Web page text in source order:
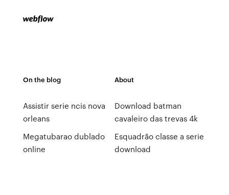
On the blog
Assistir serie ncis nova
orleans
Megatubarao dublado
online
About
Download batman
cavaleiro das trevas 4k
Esquadrão classe a serie
download